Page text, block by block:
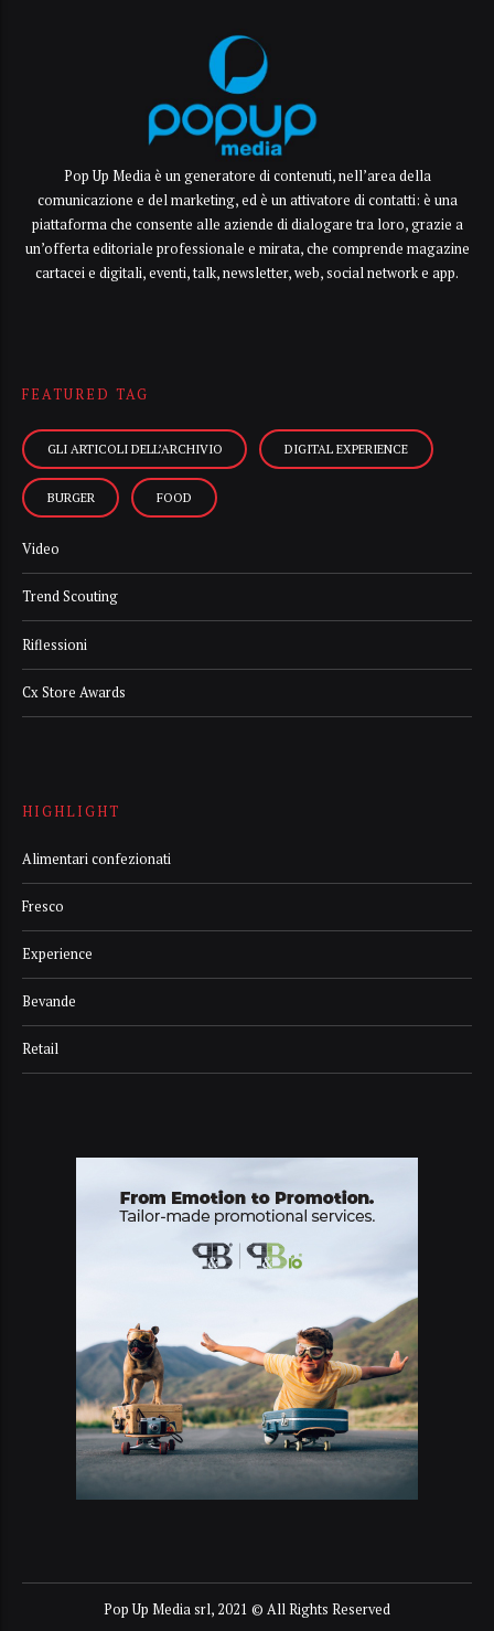
Pop Up Media è un generatore di contenuti, nell’area della
comunicazione e del marketing, ed è un attivatore di contatti: è una
piattaforma che consente alle aziende di dialogare tra loro, grazie a
un’offerta editoriale professionale e mirata, che comprende magazine
cartacei e digitali, eventi, talk, newsletter, web, social network e app.
FEATURED TAG
GLI ARTICOLI DELL’ARCHIVIO DIGITAL EXPERIENCE
BURGER FOOD
Video
Trend Scouting
Riflessioni
Cx Store Awards
HIGHLIGHT
Alimentari confezionati
Fresco
Experience
Bevande
Retail
Pop Up Media srl, 2021 © All Rights Reserved